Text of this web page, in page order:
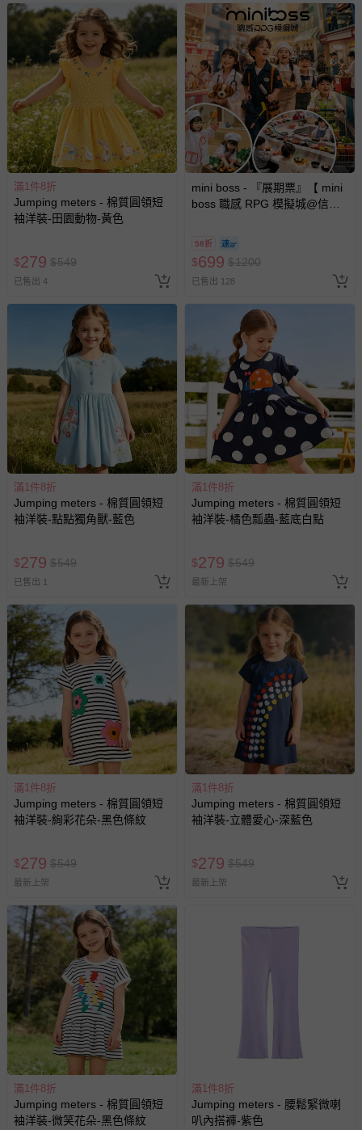
滿1件8折
Jumping meters - 棉質圓領短
袖洋裝-田園動物-黃色
$279 $549
已售出 4
mini boss - 『展期票』【 mini
boss 職感 RPG 模擬城@信義
期作廢) (兒童票(2歲以上)贈一
名陪伴成人)
58折
$699 $1200
已售出 128
滿1件8折
Jumping meters - 棉質圓領短
袖洋裝-點點獨角獸-藍色
$279 $549
已售出 1
滿1件8折
Jumping meters - 棉質圓領短
袖洋裝-橘色瓢蟲-藍底白點
$279 $549
最新上架
滿1件8折
Jumping meters - 棉質圓領短
袖洋裝-絢彩花朵-黑色條紋
$279 $549
最新上架
滿1件8折
Jumping meters - 棉質圓領短
袖洋裝-立體愛心-深藍色
$279 $549
最新上架
滿1件8折
Jumping meters - 棉質圓領短
袖洋裝-微笑花朵-黑色條紋
滿1件8折
Jumping meters - 腰鬆緊微喇
叭內搭褲-紫色